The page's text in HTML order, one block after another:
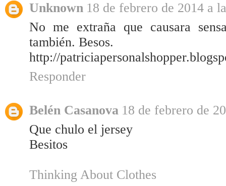
Unknown 18 de febrero de 2014 a
No me extraña que causara
también. Besos.
http://
Responder
Belén Casanova 18 de febrero de
Que chulo el jersey
Besitos
Thinking About Clothes